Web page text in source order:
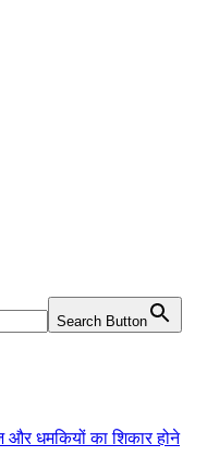
Search Button
धमकियों का शिकार होने